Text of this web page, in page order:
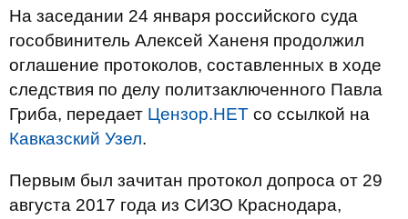
На заседании 24 января российского суда
гособвинитель Алексей Ханеня продолжил
оглашение протоколов, составленных в ходе
следствия по делу политзаключенного Павла
Гриба, передает Цензор.НЕТ со ссылкой на
Кавказский Узел.
Первым был зачитан протокол допроса от 29
августа 2017 года из СИЗО Краснодара,